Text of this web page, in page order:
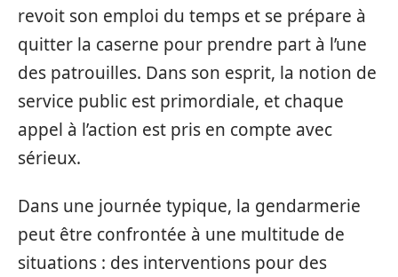
revoit son emploi du temps et se prépare à
quitter la caserne pour prendre part à l’une
des patrouilles. Dans son esprit, la notion de
service public est primordiale, et chaque
appel à l’action est pris en compte avec
sérieux.
Dans une journée typique, la gendarmerie
peut être confrontée à une multitude de
situations : des interventions pour des